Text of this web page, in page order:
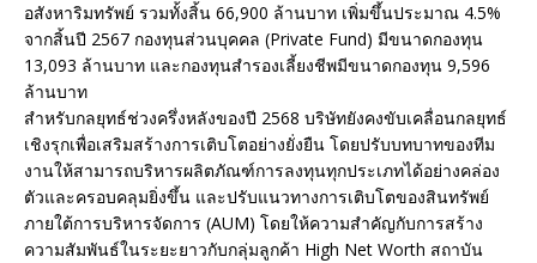
อสังหาริมทรัพย์ รวมทั้งสิ้น 66,900 ล้านบาท เพิ่มขึ้นประมาณ 4.5%
จากสิ้นปี 2567 กองทุนส่วนบุคคล (Private Fund) มีขนาดกองทุน
13,093 ล้านบาท และกองทุนสำรองเลี้ยงชีพมีขนาดกองทุน 9,596
ล้านบาท
สำหรับกลยุทธ์ช่วงครึ่งหลังของปี 2568 บริษัทยังคงขับเคลื่อนกลยุทธ์
เชิงรุกเพื่อเสริมสร้างการเติบโตอย่างยั่งยืน โดยปรับบทบาทของทีม
งานให้สามารถบริหารผลิตภัณฑ์การลงทุนทุกประเภทได้อย่างคล่อง
ตัวและครอบคลุมยิ่งขึ้น และปรับแนวทางการเติบโตของสินทรัพย์
ภายใต้การบริหารจัดการ (AUM) โดยให้ความสำคัญกับการสร้าง
ความสัมพันธ์ในระยะยาวกับกลุ่มลูกค้า High Net Worth สถาบัน